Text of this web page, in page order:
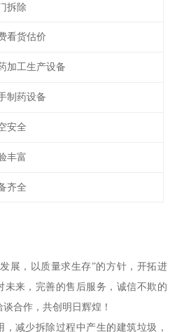
拆除
看货估价
加工生产设备
制药设备
安全
丰富
齐全
展，以质量求生存”的方针，开拓进
未来，完善的售后服务，诚信不欺的
合作，共创明日辉煌！
减少拆除过程中产生的建筑垃圾，